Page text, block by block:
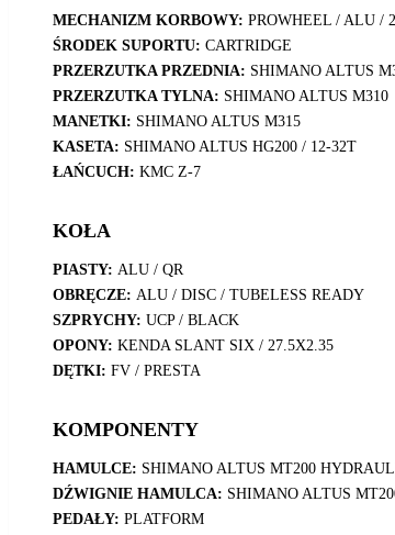
MECHANIZM KORBOWY: PROWHEEL / ALU /
ŚRODEK SUPORTU: CARTRIDGE
PRZERZUTKA PRZEDNIA: SHIMANO ALTUS
PRZERZUTKA TYLNA: SHIMANO ALTUS M310
MANETKI: SHIMANO ALTUS M315
KASETA: SHIMANO ALTUS HG200 / 12-32T
ŁAŃCUCH: KMC Z-7
KOŁA
PIASTY: ALU / QR
OBRĘCZE: ALU / DISC / TUBELESS READY
SZPRYCHY: UCP / BLACK
OPONY: KENDA SLANT SIX / 27.5X2.35
DĘTKI: FV / PRESTA
KOMPONENTY
HAMULCE: SHIMANO ALTUS MT200
DŹWIGNIE HAMULCA: SHIMANO ALTUS
PEDAŁY: PLATFORM